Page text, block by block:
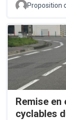
Proposition
Remise
cyclables